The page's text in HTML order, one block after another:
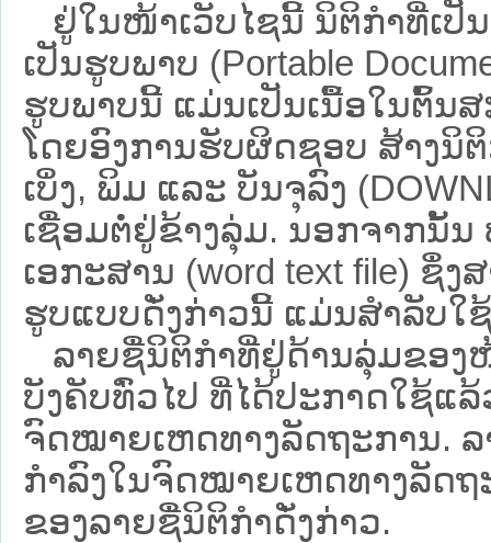
ຢູ່ໃນໜ້າ​ເວັບ​ໄຊ​ນີ້ ນິຕິກຳທີ່ເປັ
ເປັນຮູບພາບ (Portable
ຮູບພາບນີ້ ແມ່ນເປັນເນື້ອໃນຕົ້ນ
ໂດຍອົງການຮັບຜິດຊອບ ສ້າງນິ
ເບິ່ງ, ພິມ ແລະ ບັນຈຸລົງ
ເຊື່ອມຕໍ່ຢູ່ຂ້າງລຸ່ມ. ນອກຈາກນັ້ນ
ເອກະສານ (word text file) ຊຶ່
ຮູບແບບດັ່ງກ່າວນີ້ ແມ່ນສຳລັບໃ
ລາຍຊື່ນິຕິກຳທີ່ຢູ່ດ້ານລຸ່ມຂອງ
ບັງຄັບທົ່ວໄປ ທີ່ໄດ້ປະກາດໃຊ້ແ
ຈົດໝາຍເຫດທາງລັດຖະການ.
ກຳລົງໃນຈົດໝາຍເຫດທາງລັດ
ຂອງລາຍຊື່ນິຕິກໍາດັ່ງກ່າວ.